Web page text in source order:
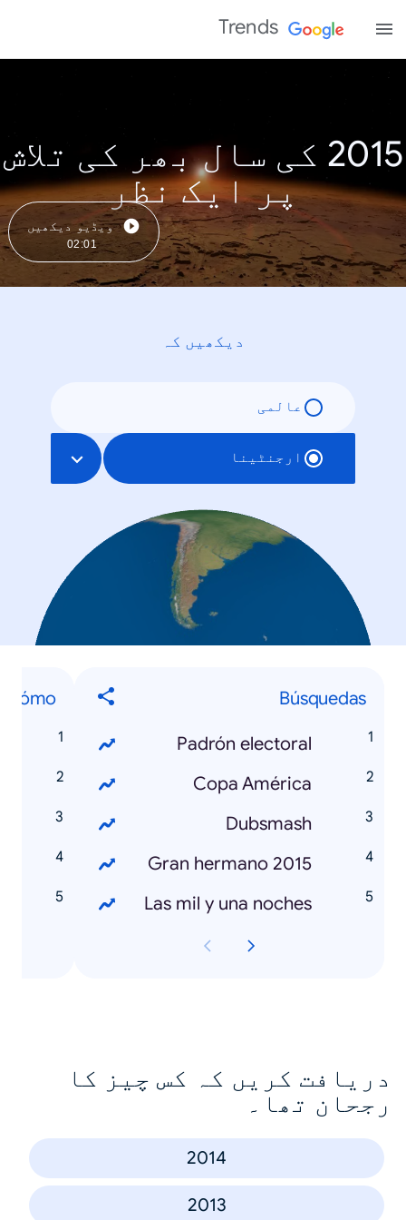
Trends
2015 کی سال بھر کی تلاش
پر ایک نظر
ویڈیو دیکھیں
02:01
دیکھیں کہ
عالمی
ارجنٹینا
Búsquedas
Padrón electoral
Copa América
Dubsmash
Gran hermano 2015
Las mil y una noches
Cómo...
دریافت کریں کہ کس چیز کا
رجحان تھا۔
2014
2013